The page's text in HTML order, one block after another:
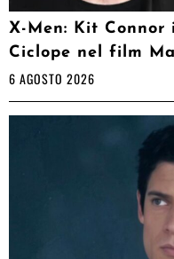
X-Men: Kit
Ciclope nel film
6 AGOSTO 2026